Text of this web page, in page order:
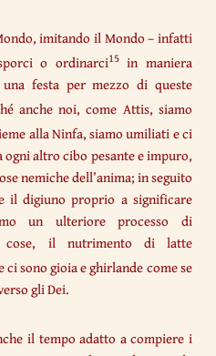
imitando il Mondo – infatti
o ordinarci15in maniera
festa per mezzo di queste
anche noi, come Attis, siamo
alla Ninfa, siamo umiliati e ci
altro cibo pesante e impuro,
nemiche dell’anima; in seguito
il digiuno proprio a significare
un ulteriore processo di
cose, il nutrimento di latte
ci sono gioia e ghirlande come se
gli Dei.
il tempo adatto a compiere i